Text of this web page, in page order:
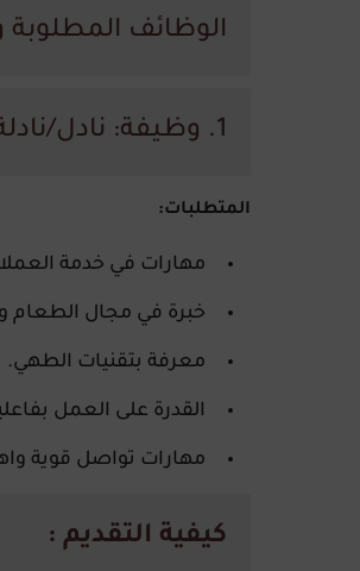
الوظائف المطلوبة
1. وظيفة: نادل/نادلة
المتطلبات:
مهارات في خدمة
خبرة في مجال الطعام
معرفة بتقنيات الطهي.
القدرة على العمل
مهارات تواصل قوية
كيفية التقديم :